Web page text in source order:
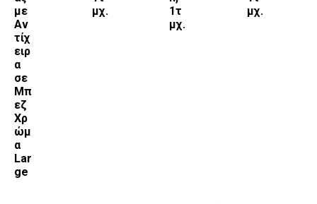
με
Αν
τίχ
ειρ
α
σε
Μπ
εζ
Χρ
ώμ
α
Lar
ge
μχ.
1τ
μχ.
μχ.